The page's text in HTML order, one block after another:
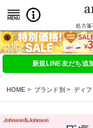
処方箋
新規LINE友だち追
HOME ブランド別 ディ